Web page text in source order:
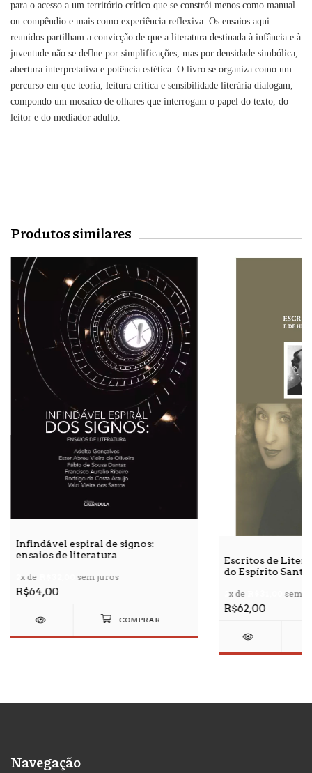
para o acesso a um território crítico que se constrói menos como manual
ou compêndio e mais como experiência reflexiva. Os ensaios aqui
reunidos partilham a convicção de que a literatura destinada à infância e à
juventude não se de􀄗ne por simplificações, mas por densidade simbólica,
abertura interpretativa e potência estética. O livro se organiza como um
percurso em que teoria, leitura crítica e sensibilidade literária dialogam,
compondo um mosaico de olhares que interrogam o papel do texto, do
leitor e do mediador adulto.
Produtos similares
Infindável espiral de signos:
ensaios de literatura
2x de sem juros
R$64,00
Escritos de
do Espírito Santo
2x de sem
R$62,00
Navegação